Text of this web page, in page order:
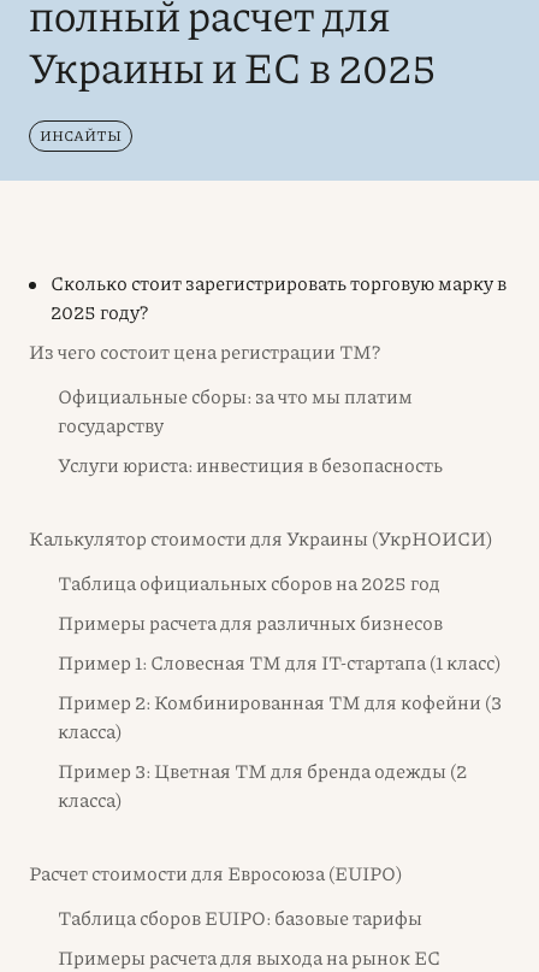
полный расчет для
Украины и ЕС в 2025
ИНСАЙТЫ
Сколько стоит зарегистрировать торговую марку в
2025 году?
Из чего состоит цена регистрации ТМ?
Официальные сборы: за что мы платим
государству
Услуги юриста: инвестиция в безопасность
Калькулятор стоимости для Украины (УкрНОИСИ)
Таблица официальных сборов на 2025 год
Примеры расчета для различных бизнесов
Пример 1: Словесная ТМ для IT-стартапа (1 класс)
Пример 2: Комбинированная ТМ для кофейни (3
класса)
Пример 3: Цветная ТМ для бренда одежды (2
класса)
Расчет стоимости для Евросоюза (EUIPO)
Таблица сборов EUIPO: базовые тарифы
Примеры расчета для выхода на рынок ЕС